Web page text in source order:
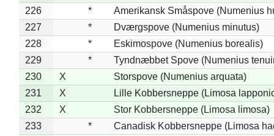
226
*
Amerikansk Småspove (Numenius
227
*
Dværgspove (Numenius minutus)
228
*
Eskimospove (Numenius borealis)
229
*
Tyndnæbbet Spove (Numenius
230
X
Storspove (Numenius arquata)
231
X
Lille Kobbersneppe (Limosa
232
X
Stor Kobbersneppe (Limosa limosa)
233
* Canadisk Kobbersneppe (Limosa